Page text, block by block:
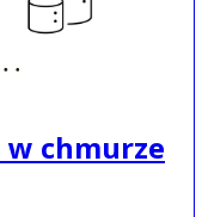
w chmurze